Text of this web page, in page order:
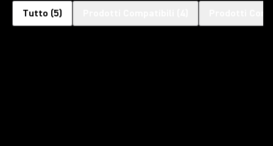
Tutto (5)